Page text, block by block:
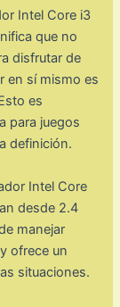
Intel Core i3
que no
disfrutar de
en sí mismo es
es
para juegos
definición.
Intel Core
desde 2.4
manejar
ofrece un
situaciones.